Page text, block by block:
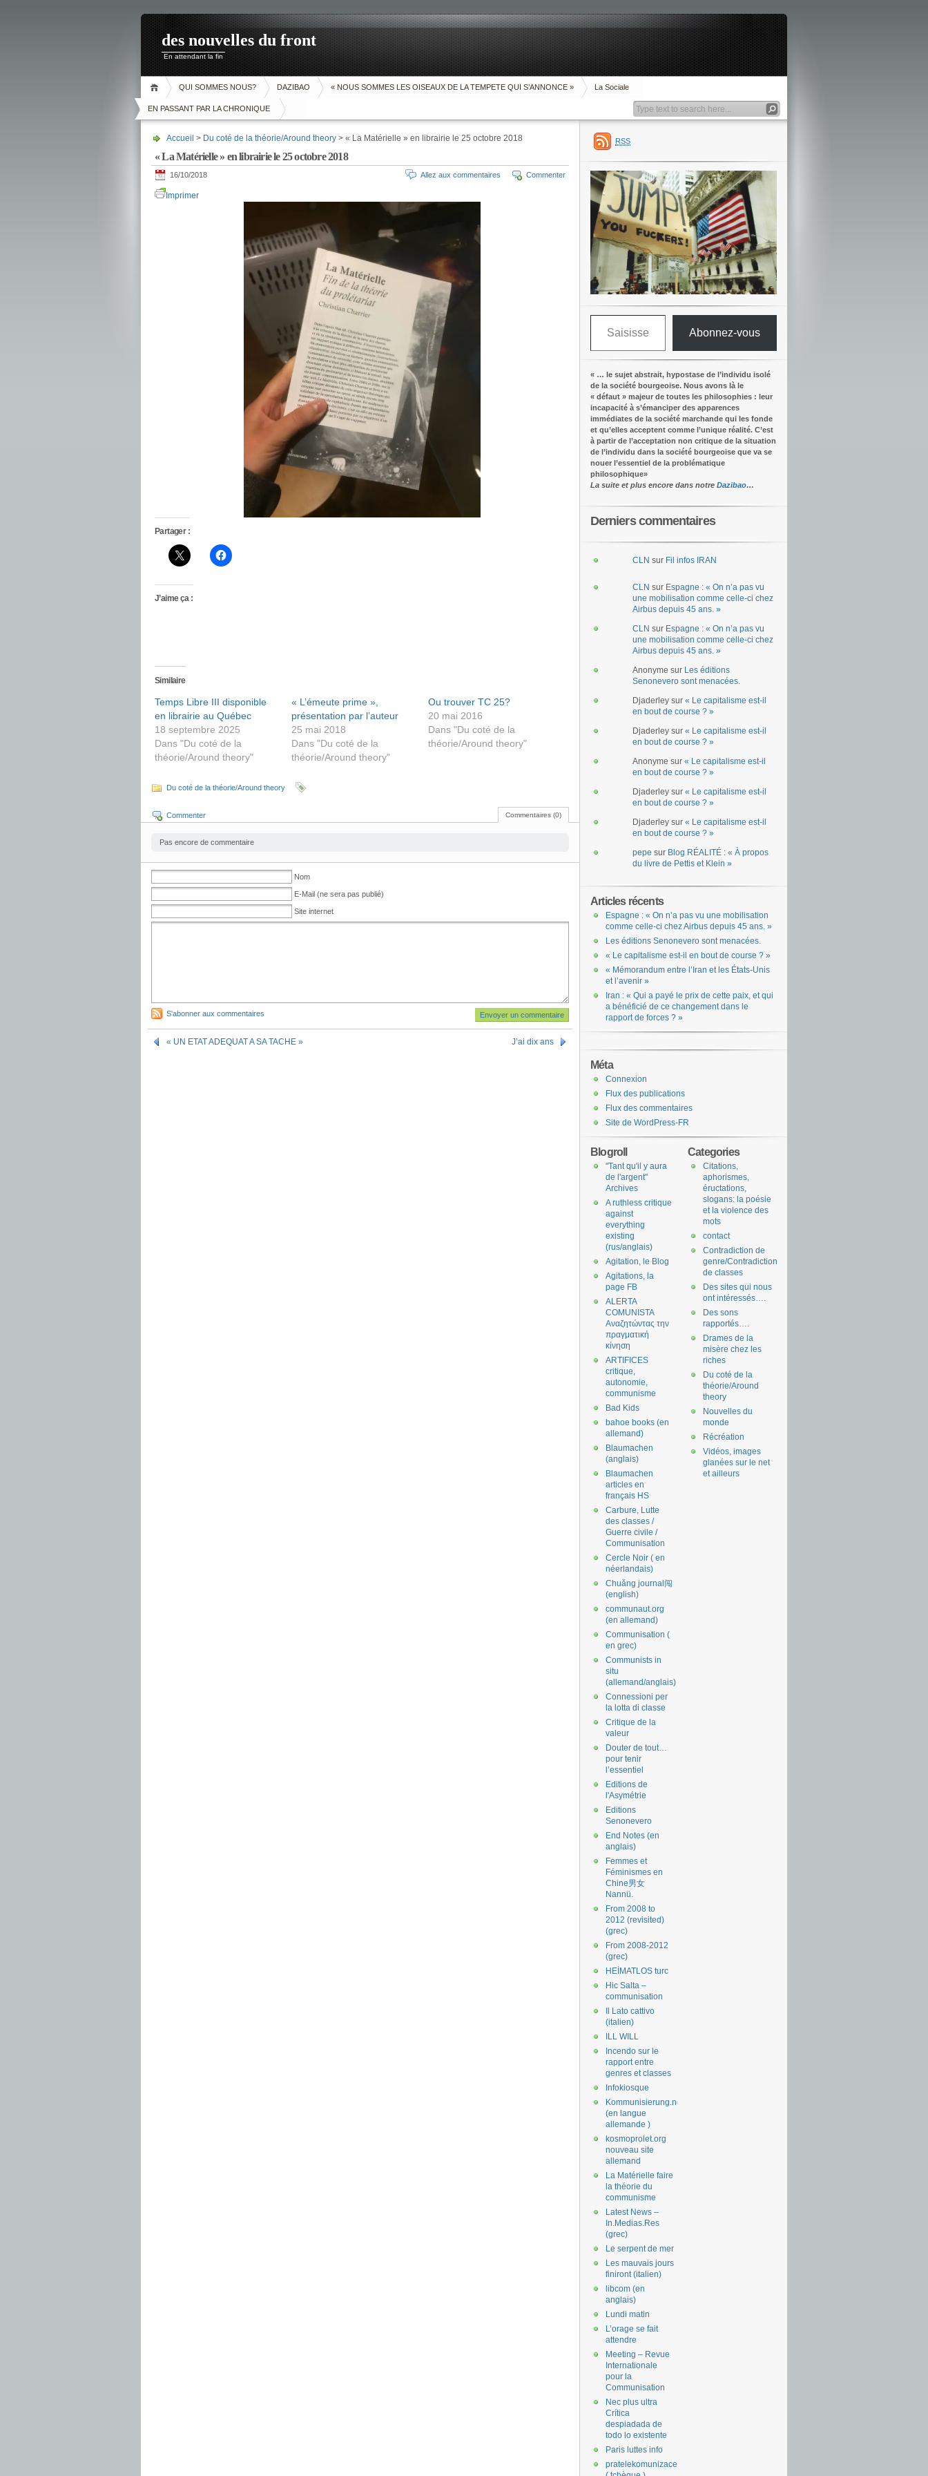
des nouvelles du front
En attendant la fin
QUI SOMMES NOUS? DAZIBAO « NOUS SOMMES LES OISEAUX DE LA TEMPETE QUI S’ANNONCE » La Sociale
EN PASSANT PAR LA CHRONIQUE
Accueil > Du coté de la théorie/Around theory > « La Matérielle » en librairie le 25 octobre 2018
« La Matérielle » en librairie le 25 octobre 2018
16/10/2018 Commenter
Allez aux commentaires
Imprimer
Partager :
J’aime ça :
Similaire
Temps Libre III disponible
en librairie au Québec
18 septembre 2025
Dans "Du coté de la
théorie/Around theory"
« L’émeute prime »,
présentation par l’auteur
25 mai 2018
Dans "Du coté de la
théorie/Around theory"
Ou trouver TC 25?
20 mai 2016
Dans "Du coté de la
théorie/Around theory"
Du coté de la théorie/Around theory
Commentaires (0)
Commenter
Pas encore de commentaire
Nom
E-Mail (ne sera pas publié)
Site internet
S'abonner aux commentaires
« UN ETAT ADEQUAT A SA TACHE » J’ai dix ans
RSS
Saisissez votre adresse e-mail…
Abonnez-vous
« … le sujet abstrait, hypostase de l’individu isolé
de la société bourgeoise. Nous avons là le
« défaut » majeur de toutes les philosophies : leur
incapacité à s’émanciper des apparences
immédiates de la société marchande qui les fonde
et qu’elles acceptent comme l’unique réalité. C’est
à partir de l’acceptation non critique de la situation
de l’individu dans la société bourgeoise que va se
nouer l’essentiel de la problématique
philosophique»
La suite et plus encore dans notre Dazibao…
Derniers commentaires
CLN sur Fil infos IRAN
CLN sur Espagne : « On n’a pas vu
une mobilisation comme celle-ci chez
Airbus depuis 45 ans. »
CLN sur Espagne : « On n’a pas vu
une mobilisation comme celle-ci chez
Airbus depuis 45 ans. »
Anonyme sur Les éditions
Senonevero sont menacées.
Djaderley sur « Le capitalisme est-il
en bout de course ? »
Djaderley sur « Le capitalisme est-il
en bout de course ? »
Anonyme sur « Le capitalisme est-il
en bout de course ? »
Djaderley sur « Le capitalisme est-il
en bout de course ? »
Djaderley sur « Le capitalisme est-il
en bout de course ? »
pepe sur Blog RÉALITÉ : « À propos
du livre de Pettis et Klein »
Articles récents
Espagne : « On n’a pas vu une mobilisation
comme celle-ci chez Airbus depuis 45 ans. »
Les éditions Senonevero sont menacées.
« Le capitalisme est-il en bout de course ? »
« Mémorandum entre l’Iran et les États-Unis
et l’avenir »
Iran : « Qui a payé le prix de cette paix, et qui
a bénéficié de ce changement dans le
rapport de forces ? »
Méta
Connexion
Flux des publications
Flux des commentaires
Site de WordPress-FR
Categories
Citations,
aphorismes,
éructations,
slogans: la poésie
et la violence des
mots
contact
Contradiction de
genre/Contradiction
de classes
Des sites qui nous
ont intéressés….
Des sons
rapportés….
Drames de la
misère chez les
riches
Du coté de la
théorie/Around
theory
Nouvelles du
monde
Récréation
Vidéos, images
glanées sur le net
et ailleurs
Blogroll
"Tant qu'il y aura
de l'argent"
Archives
A ruthless critique
against
everything
existing
(rus/anglais)
Agitation, le Blog
Agitations, la
page FB
ALERTA
COMUNISTA
Αναζητώντας την
πραγματική
κίνηση
ARTIFICES
critique,
autonomie,
communisme
Bad Kids
bahoe books (en
allemand)
Blaumachen
(anglais)
Blaumachen
articles en
français HS
Carbure, Lutte
des classes /
Guerre civile /
Communisation
Cercle Noir ( en
néerlandais)
Chuǎng journal闯
(english)
communaut.org
(en allemand)
Communisation (
en grec)
Communists in
situ
(allemand/anglais)
Connessioni per
la lotta di classe
Critique de la
valeur
Douter de tout…
pour tenir
l’essentiel
Editions de
l'Asymétrie
Editions
Senonevero
End Notes (en
anglais)
Femmes et
Féminismes en
Chine男女
Nannü.
From 2008 to
2012 (revisited)
(grec)
From 2008-2012
(grec)
HEİMATLOS turc
Hic Salta –
communisation
Il Lato cattivo
(italien)
ILL WILL
Incendo sur le
rapport entre
genres et classes
Infokiosque
Kommunisierung.net
(en langue
allemande )
kosmoprolet.org
nouveau site
allemand
La Matérielle faire
la théorie du
communisme
Latest News –
In.Medias.Res
(grec)
Le serpent de mer
Les mauvais jours
finiront (italien)
libcom (en
anglais)
Lundi matin
L’orage se fait
attendre
Meeting – Revue
Internationale
pour la
Communisation
Nec plus ultra
Crítica
despiadada de
todo lo existente
Paris luttes info
pratelekomunizace